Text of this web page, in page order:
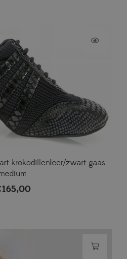
krokodillenleer/zwart gaas
165,00